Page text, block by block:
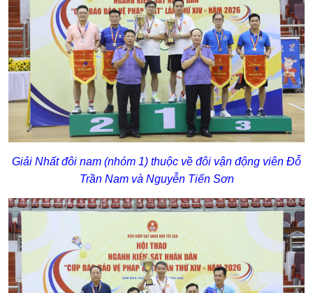
Giải Nhất đôi nam (nhóm 1) thuộc về đôi vận động viên Đỗ
Trần Nam và Nguyễn Tiến Sơn